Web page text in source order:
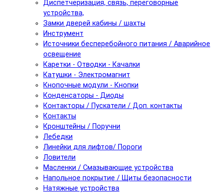
Диспетчеризация, связь, переговорные
устройства,
Замки дверей кабины / шахты
Инструмент
Источники бесперебойного питания / Аварийное
освещение
Каретки - Отводки - Качалки
Катушки - Электромагнит
Кнопочные модули - Кнопки
Конденсаторы - Диоды
Контакторы / Пускатели / Доп. контакты
Контакты
Кронштейны / Поручни
Лебедки
Линейки для лифтов/ Пороги
Ловители
Масленки / Смазывающие устройства
Напольное покрытие / Щиты безопасности
Натяжные устройства